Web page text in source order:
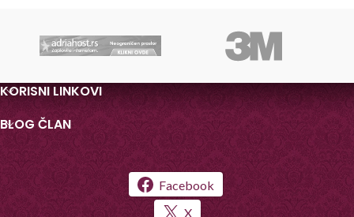
KORISNI LINKOVI
BLOG ČLAN
Facebook
X